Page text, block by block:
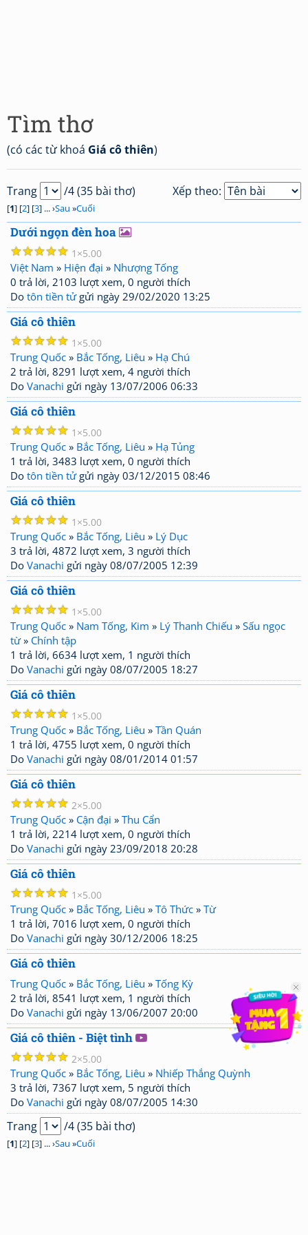
Tìm thơ
(có các từ khoá Giá cô thiên)
Xếp theo:
Trang /4 (35 bài thơ)
[1] [2] [3] ... ›Sau »Cuối
Dưới ngọn đèn hoa
☆
☆
☆
☆
☆ 1 5.00
Việt Nam » Hiện đại » Nhượng Tống
0 trả lời, 2103 lượt xem, 0 người thích
Do tôn tiền tửgửi ngày 29/02/2020 13:25
Giá cô thiên
☆
☆
☆
☆
☆ 1 5.00
Trung Quốc » Bắc Tống, Liêu » Hạ Chú
2 trả lời, 8291 lượt xem, 4 người thích
Do Vanachi gửi ngày 13/07/2006 06:33
Giá cô thiên
☆
☆
☆
☆
☆ 1 5.00
Trung Quốc » Bắc Tống, Liêu » Hạ Tủng
1 trả lời, 3483 lượt xem, 0 người thích
Do tôn tiền tửgửi ngày 03/12/2015 08:46
Giá cô thiên
☆
☆
☆
☆
☆ 1 5.00
Trung Quốc » Bắc Tống, Liêu » Lý Dục
3 trả lời, 4872 lượt xem, 3 người thích
Do Vanachi gửi ngày 08/07/2005 12:39
Giá cô thiên
☆
☆
☆
☆
☆ 1 5.00
Trung Quốc » Nam Tống, Kim » Lý Thanh Chiếu » Sấu ngọc
từ» Chính tập
1 trả lời, 6634 lượt xem, 1 người thích
Do Vanachi gửi ngày 08/07/2005 18:27
Giá cô thiên
☆
☆
☆
☆
☆ 1 5.00
Trung Quốc » Bắc Tống, Liêu » Tần Quán
1 trả lời, 4755 lượt xem, 0 người thích
Do Vanachi gửi ngày 08/01/2014 01:57
Giá cô thiên
☆
☆
☆
☆
☆ 2 5.00
Trung Quốc » Cận đại » Thu Cẩn
1 trả lời, 2214 lượt xem, 0 người thích
Do Vanachi gửi ngày 23/09/2018 20:28
Giá cô thiên
☆
☆
☆
☆
☆ 1 5.00
Trung Quốc » Bắc Tống, Liêu » Tô Thức » Từ
1 trả lời, 7016 lượt xem, 0 người thích
Do Vanachi gửi ngày 30/12/2006 18:25
Giá cô thiên
Trung Quốc » Bắc Tống, Liêu » Tống Kỳ
2 trả lời, 8541 lượt xem, 1 người thích
Do Vanachi gửi ngày 13/06/2007 20:00
Giá cô thiên - Biệt tình
☆
☆
☆
☆
☆ 2 5.00
Trung Quốc » Bắc Tống, Liêu » Nhiếp Thắng Quỳnh
3 trả lời, 7367 lượt xem, 5 người thích
Do Vanachi gửi ngày 08/07/2005 14:30
Trang /4 (35 bài thơ)
[1] [2] [3] ... ›Sau »Cuối